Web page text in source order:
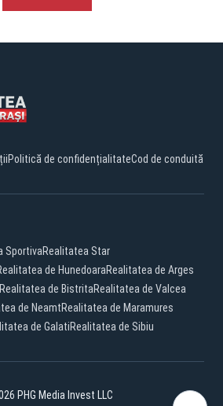
Politică de confidențialitateCod de conduită
SportivaRealitatea Star
de HunedoaraRealitatea de Arges
Realitatea de BistritaRealitatea de Valcea
de NeamtRealitatea de Maramures
de GalatiRealitatea de Sibiu
PHG Media Invest LLC